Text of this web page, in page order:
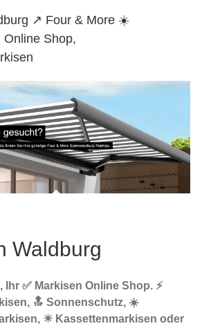
↗️ Four & More ☀️
Online Shop,
Waldburg
✅ Markisen Online Shop. ⚡
🔝 Sonnenschutz, ☀️
☀ Kassettenmarkisen oder